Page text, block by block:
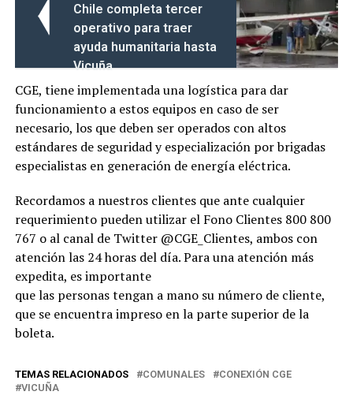
Chile completa tercer
operativo para traer
ayuda humanitaria hasta
Vicuña
CGE, tiene implementada una logística para dar
funcionamiento a estos equipos en caso de ser
necesario, los que deben ser operados con altos
estándares de seguridad y especialización por brigadas
especialistas en generación de energía eléctrica.
Recordamos a nuestros clientes que ante cualquier
requerimiento pueden utilizar el Fono Clientes 800 800
767 o al canal de Twitter @CGE_Clientes, ambos con
atención las 24 horas del día. Para una atención más
expedita, es importante
que las personas tengan a mano su número de cliente,
que se encuentra impreso en la parte superior de la
boleta.
TEMAS RELACIONADOS COMUNALES
CONEXIÓN CGE
VICUÑA